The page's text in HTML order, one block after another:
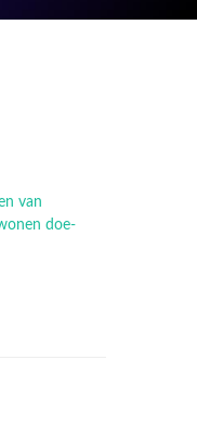
van
doe-